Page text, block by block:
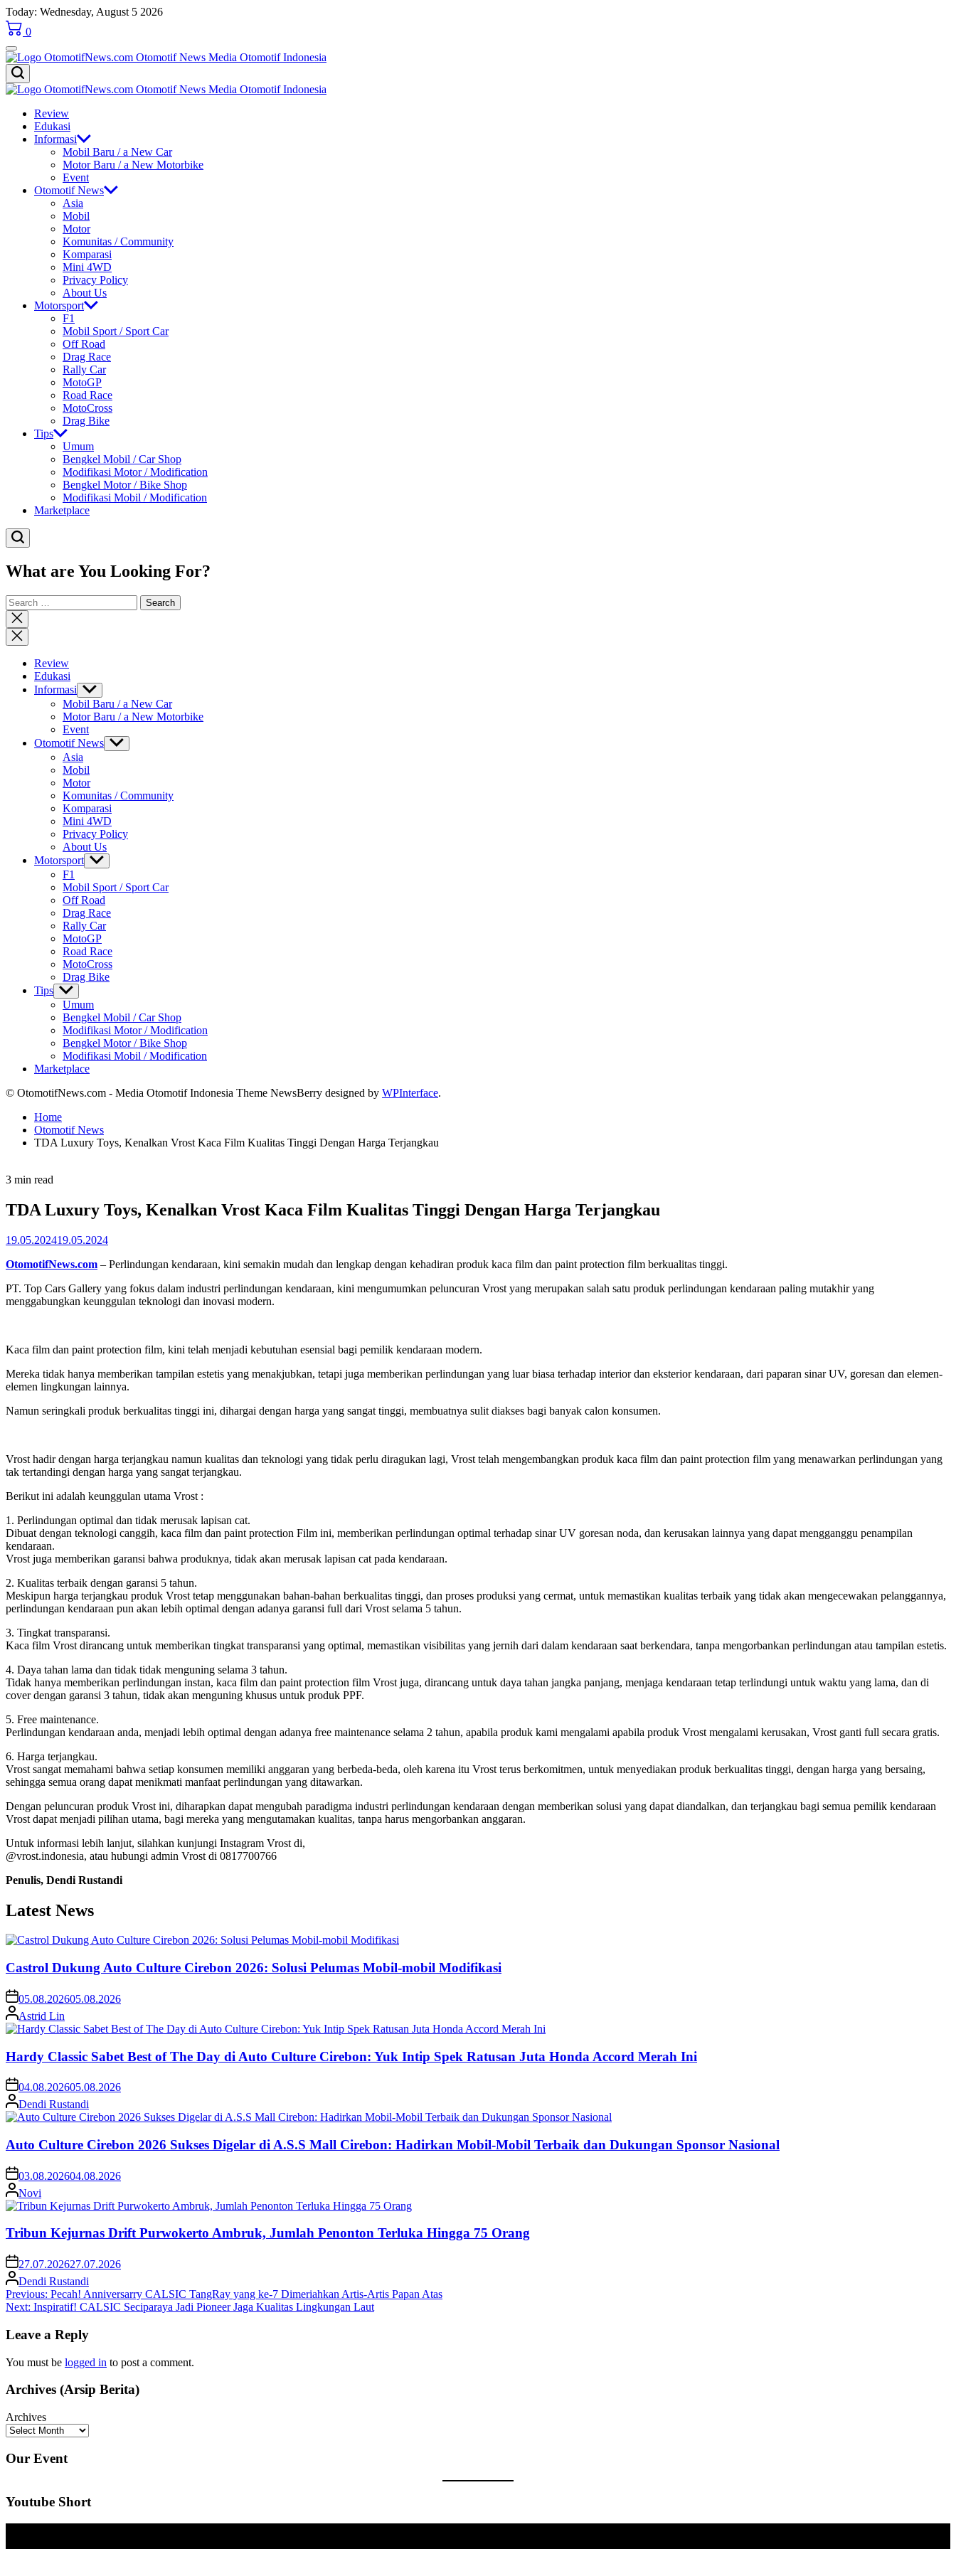
Skip
to
content
Today: Wednesday, August 5 2026
0
OtomotifNews.com
OtomotifNews.com
Review
Edukasi
Informasi
Mobil Baru / a New Car
Motor Baru / a New Motorbike
Event
Otomotif News
Asia
Mobil
Motor
Komunitas / Community
Komparasi
Mini 4WD
Privacy Policy
About Us
Motorsport
F1
Mobil Sport / Sport Car
Off Road
Drag Race
Rally Car
MotoGP
Road Race
MotoCross
Drag Bike
Tips
Umum
Bengkel Mobil / Car Shop
Modifikasi Motor / Modification
Bengkel Motor / Bike Shop
Modifikasi Mobil / Modification
Marketplace
What are You Looking For?
Search
for:
Close
search
Review
Edukasi
Informasi Show
sub
menu
Mobil Baru / a New Car
Motor Baru / a New Motorbike
Event
Otomotif News Show
sub
Asia
Mobil
Motor
Komunitas / Community
Komparasi
Mini 4WD
Privacy Policy
About Us
Motorsport Show
sub
menu
F1
Mobil Sport / Sport Car
Off Road
Drag Race
Rally Car
MotoGP
Road Race
MotoCross
Drag Bike
Tips Show
sub
menu
Umum
Bengkel Mobil / Car Shop
Modifikasi Motor / Modification
Bengkel Motor / Bike Shop
Modifikasi Mobil / Modification
Marketplace
© OtomotifNews.com - Media Otomotif Indonesia Theme NewsBerry designed by WPInterface.
Home
Otomotif News
TDA Luxury Toys, Kenalkan Vrost Kaca Film Kualitas Tinggi Dengan Harga Terjangkau
Estimated
time
3 min read
TDA Luxury Toys, Kenalkan Vrost Kaca Film Kualitas Tinggi Dengan Harga Terjangkau
19.05.202419.05.2024
OtomotifNews.com – Perlindungan kendaraan, kini semakin mudah dan lengkap dengan kehadiran produk kaca film dan paint protection film berkualitas tinggi.
PT. Top Cars Gallery yang fokus dalam industri perlindungan kendaraan, kini mengumumkan peluncuran Vrost yang merupakan salah satu produk perlindungan kendaraan paling mutakhir yang
menggabungkan keunggulan teknologi dan inovasi modern.
Kaca film dan paint protection film, kini telah menjadi kebutuhan esensial bagi pemilik kendaraan modern.
Mereka tidak hanya memberikan tampilan estetis yang menakjubkan, tetapi juga memberikan perlindungan yang luar biasa terhadap interior dan eksterior kendaraan, dari paparan sinar UV, goresan dan elemen-
elemen lingkungan lainnya.
Namun seringkali produk berkualitas tinggi ini, dihargai dengan harga yang sangat tinggi, membuatnya sulit diakses bagi banyak calon konsumen.
Vrost hadir dengan harga terjangkau namun kualitas dan teknologi yang tidak perlu diragukan lagi, Vrost telah mengembangkan produk kaca film dan paint protection film yang menawarkan perlindungan yang
tak tertandingi dengan harga yang sangat terjangkau.
Berikut ini adalah keunggulan utama Vrost :
1. Perlindungan optimal dan tidak merusak lapisan cat.
Dibuat dengan teknologi canggih, kaca film dan paint protection Film ini, memberikan perlindungan optimal terhadap sinar UV goresan noda, dan kerusakan lainnya yang dapat mengganggu penampilan
kendaraan.
Vrost juga memberikan garansi bahwa produknya, tidak akan merusak lapisan cat pada kendaraan.
2. Kualitas terbaik dengan garansi 5 tahun.
Meskipun harga terjangkau produk Vrost tetap menggunakan bahan-bahan berkualitas tinggi, dan proses produksi yang cermat, untuk memastikan kualitas terbaik yang tidak akan mengecewakan pelanggannya,
perlindungan kendaraan pun akan lebih optimal dengan adanya garansi full dari Vrost selama 5 tahun.
3. Tingkat transparansi.
Kaca film Vrost dirancang untuk memberikan tingkat transparansi yang optimal, memastikan visibilitas yang jernih dari dalam kendaraan saat berkendara, tanpa mengorbankan perlindungan atau tampilan estetis.
4. Daya tahan lama dan tidak tidak menguning selama 3 tahun.
Tidak hanya memberikan perlindungan instan, kaca film dan paint protection film Vrost juga, dirancang untuk daya tahan jangka panjang, menjaga kendaraan tetap terlindungi untuk waktu yang lama, dan di
cover dengan garansi 3 tahun, tidak akan menguning khusus untuk produk PPF.
5. Free maintenance.
Perlindungan kendaraan anda, menjadi lebih optimal dengan adanya free maintenance selama 2 tahun, apabila produk kami mengalami apabila produk Vrost mengalami kerusakan, Vrost ganti full secara gratis.
6. Harga terjangkau.
Vrost sangat memahami bahwa setiap konsumen memiliki anggaran yang berbeda-beda, oleh karena itu Vrost terus berkomitmen, untuk menyediakan produk berkualitas tinggi, dengan harga yang bersaing,
sehingga semua orang dapat menikmati manfaat perlindungan yang ditawarkan.
Dengan peluncuran produk Vrost ini, diharapkan dapat mengubah paradigma industri perlindungan kendaraan dengan memberikan solusi yang dapat diandalkan, dan terjangkau bagi semua pemilik kendaraan
Vrost dapat menjadi pilihan utama, bagi mereka yang mengutamakan kualitas, tanpa harus mengorbankan anggaran.
Untuk informasi lebih lanjut, silahkan kunjungi Instagram Vrost di,
@vrost.indonesia, atau hubungi admin Vrost di 0817700766
Penulis, Dendi Rustandi
Latest News
Castrol Dukung Auto Culture Cirebon 2026: Solusi Pelumas Mobil-mobil Modifikasi
05.08.202605.08.2026
Astrid Lin
Hardy Classic Sabet Best of The Day di Auto Culture Cirebon: Yuk Intip Spek Ratusan Juta Honda Accord Merah Ini
04.08.202605.08.2026
Dendi Rustandi
Auto Culture Cirebon 2026 Sukses Digelar di A.S.S Mall Cirebon: Hadirkan Mobil-Mobil Terbaik dan Dukungan Sponsor Nasional
03.08.202604.08.2026
Novi
Tribun Kejurnas Drift Purwokerto Ambruk, Jumlah Penonton Terluka Hingga 75 Orang
27.07.202627.07.2026
Dendi Rustandi
Post
navigation
Previous: Pecah! Anniversarry CALSIC TangRay yang ke-7 Dimeriahkan Artis-Artis Papan Atas
Next: Inspiratif! CALSIC Seciparaya Jadi Pioneer Jaga Kualitas Lingkungan Laut
Leave a Reply
You must be logged in to post a comment.
Archives (Arsip Berita)
Archives
Our Event
Youtube Short